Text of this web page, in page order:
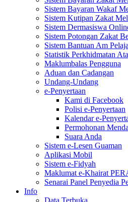
Sistem Bayaran Wakaf
Sistem Kutipan Zakat
Sistem Dermasiswa
Sistem Potongan Zakat
Sistem Bantuan Am
Statistik Perkhidmatan
Maklumbalas Pengguna
Aduan dan Cadangan
Undang-Undang
e-Penyertaan
Kami di Facebook
Polisi e-Penyertaan
Kalendar e-
Permohonan
Suara Anda
Sistem e-Lesen Guaman
Aplikasi Mobil
Sistem e-Fidyah
Maklumat e-Khairat
Senarai Panel Penyedia
Info
Data Terbuka